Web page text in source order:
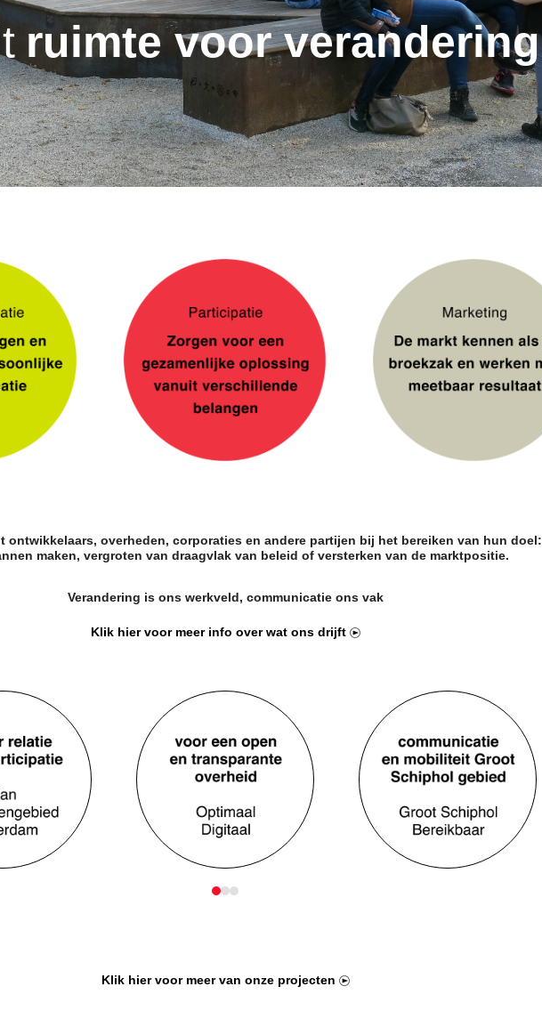
ruimte voor verandering
ontwikkelaars, overheden, corporaties en andere partijen bij het bereiken van hun doel:
maken, vergroten van draagvlak van beleid of versterken van de marktpositie.
Verandering is ons werkveld, communicatie ons vak
Klik hier voor meer info over wat ons drijft
Use
left
and
right
keys
to
the
carousel
Klik hier voor meer van onze projecten